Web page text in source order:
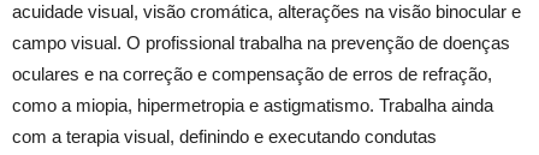
acuidade visual, visão cromática, alterações na visão binocular e
campo visual. O profissional trabalha na prevenção de doenças
oculares e na correção e compensação de erros de refração,
como a miopia, hipermetropia e astigmatismo. Trabalha ainda
com a terapia visual, definindo e executando condutas